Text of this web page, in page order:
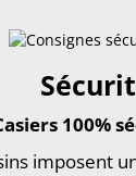
100%
imposent